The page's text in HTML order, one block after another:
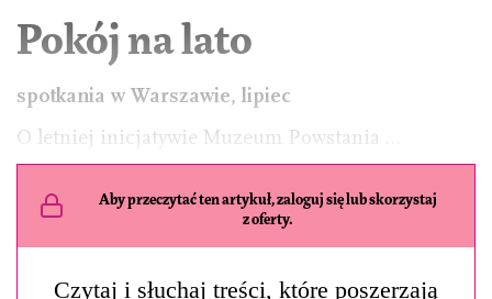
Pokój na lato
spotkania w Warszawie, lipiec
O letniej inicjatywie Muzeum Powstania …
Aby przeczytać ten artykuł, zaloguj się lub skorzystaj
z oferty.
Czytaj i słuchaj treści, które poszerzają